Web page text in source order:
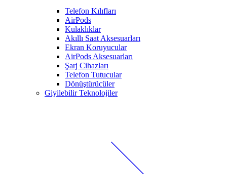
Telefon Kılıfları
AirPods
Kulaklıklar
Akıllı Saat Aksesuarları
Ekran Koruyucular
AirPods Aksesuarları
Şarj Cihazları
Telefon Tutucular
Dönüştürücüler
Giyilebilir Teknolojiler